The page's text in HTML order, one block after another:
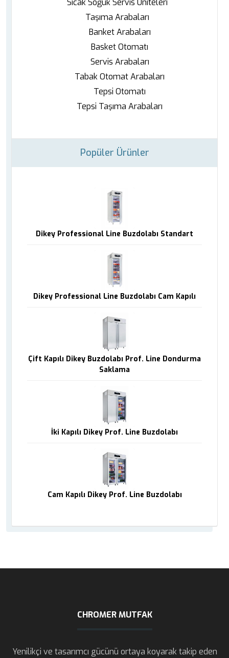
Sıcak Soğuk Servis Üniteleri
Taşıma Arabaları
Banket Arabaları
Basket Otomatı
Servis Arabaları
Tabak Otomat Arabaları
Tepsi Otomatı
Tepsi Taşıma Arabaları
Popüler Ürünler
Dikey Professional Line Buzdolabı Standart
Dikey Professional Line Buzdolabı Cam Kapılı
Çift Kapılı Dikey Buzdolabı Prof. Line Dondurma
Saklama
İki Kapılı Dikey Prof. Line Buzdolabı
Cam Kapılı Dikey Prof. Line Buzdolabı
CHROMER MUTFAK
Yenilikçi ve tasarımcı gücünü ortaya koyarak takip eden